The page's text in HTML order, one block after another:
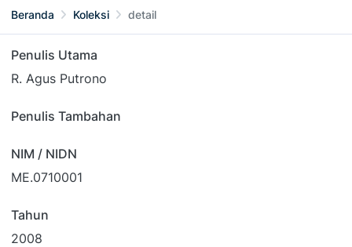
Beranda Koleksi detail
Penulis Utama
R. Agus Putrono
Penulis Tambahan
NIM / NIDN
ME.0710001
Tahun
2008